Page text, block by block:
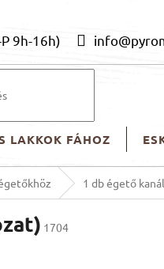
LAKKOK FÁHOZ
1 db égető
1704